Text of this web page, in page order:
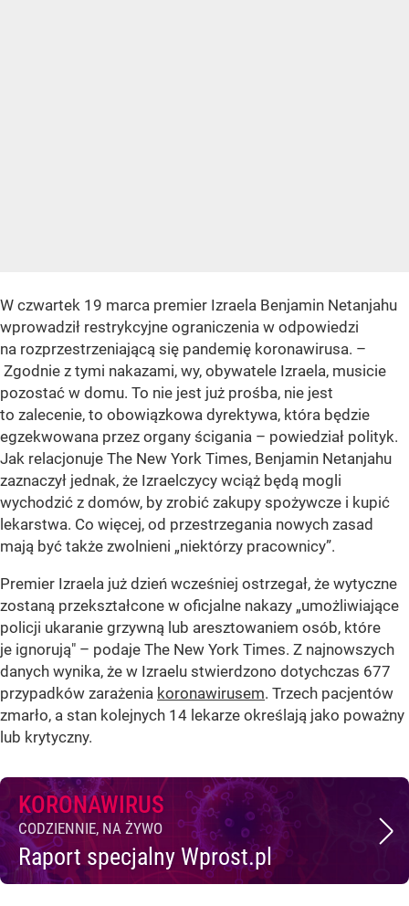
W czwartek 19 marca premier Izraela Benjamin Netanjahu
wprowadził restrykcyjne ograniczenia w odpowiedzi
na rozprzestrzeniającą się pandemię koronawirusa. –
Zgodnie z tymi nakazami, wy, obywatele Izraela, musicie
pozostać w domu. To nie jest już prośba, nie jest
to zalecenie, to obowiązkowa dyrektywa, która będzie
egzekwowana przez organy ścigania – powiedział polityk.
Jak relacjonuje The New York Times, Benjamin Netanjahu
zaznaczył jednak, że Izraelczycy wciąż będą mogli
wychodzić z domów, by zrobić zakupy spożywcze i kupić
lekarstwa. Co więcej, od przestrzegania nowych zasad
mają być także zwolnieni „niektórzy pracownicy”.
Premier Izraela już dzień wcześniej ostrzegał, że wytyczne
zostaną przekształcone w oficjalne nakazy „umożliwiające
policji ukaranie grzywną lub aresztowaniem osób, które
je ignorują" – podaje The New York Times. Z najnowszych
danych wynika, że w Izraelu stwierdzono dotychczas 677
przypadków zarażenia koronawirusem. Trzech pacjentów
zmarło, a stan kolejnych 14 lekarze określają jako poważny
lub krytyczny.
KORONAWIRUS
CODZIENNIE, NA ŻYWO
Raport specjalny Wprost.pl